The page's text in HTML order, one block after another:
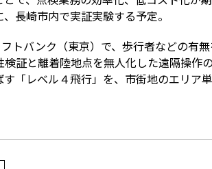
長崎市内で実証実験する予定。
トバンク（東京）で、歩行者などの有
証と離着陸地点を無人化した遠隔操作
「レベル４飛行」を、市街地のエリア